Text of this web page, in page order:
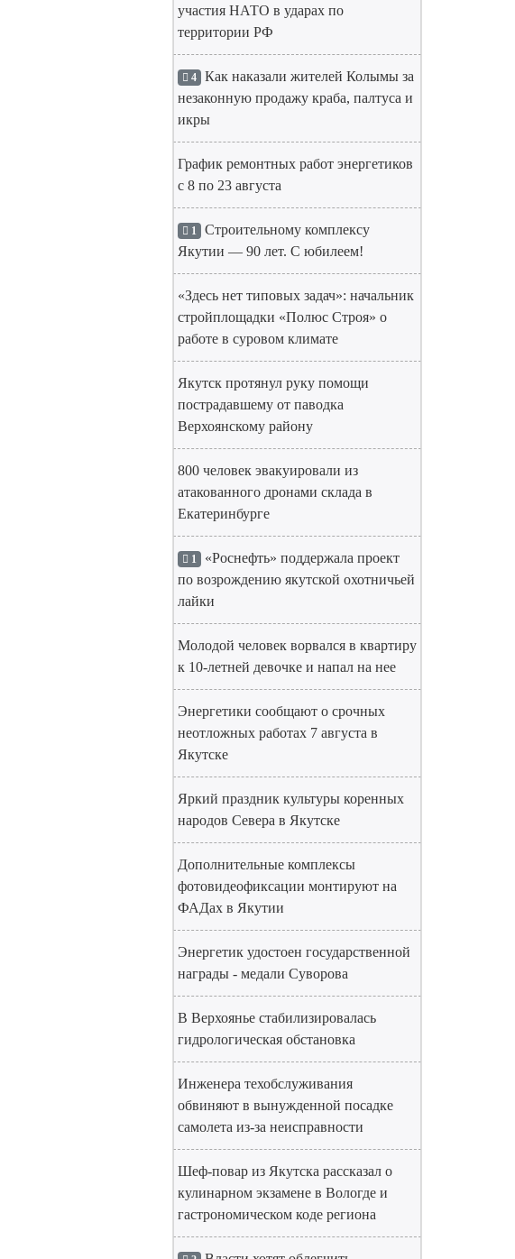
участия НАТО в ударах по
территории РФ
4 Как наказали жителей Колымы за
незаконную продажу краба, палтуса и
икры
График ремонтных работ энергетиков
с 8 по 23 августа
1 Строительному комплексу
Якутии — 90 лет. С юбилеем!
«Здесь нет типовых задач»: начальник
стройплощадки «Полюс Строя» о
работе в суровом климате
Якутск протянул руку помощи
пострадавшему от паводка
Верхоянскому району
800 человек эвакуировали из
атакованного дронами склада в
Екатеринбурге
1 «Роснефть» поддержала проект
по возрождению якутской охотничьей
лайки
Молодой человек ворвался в квартиру
к 10-летней девочке и напал на нее
Энергетики сообщают о срочных
неотложных работах 7 августа в
Якутске
Яркий праздник культуры коренных
народов Севера в Якутске
Дополнительные комплексы
фотовидеофиксации монтируют на
ФАДах в Якутии
Энергетик удостоен государственной
награды - медали Суворова
В Верхоянье стабилизировалась
гидрологическая обстановка
Инженера техобслуживания
обвиняют в вынужденной посадке
самолета из-за неисправности
Шеф-повар из Якутска рассказал о
кулинарном экзамене в Вологде и
гастрономическом коде региона